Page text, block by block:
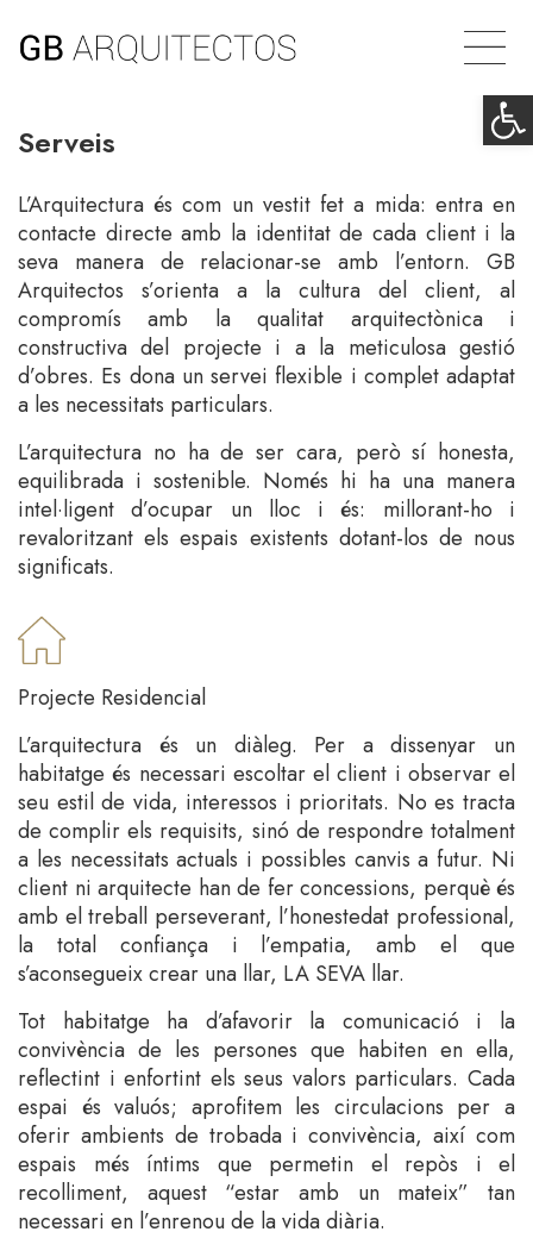
Serveis
L’Arquitectura és com un vestit fet a mida: entra en
contacte directe amb la identitat de cada client i la
seva manera de relacionar-se amb l’entorn. GB
Arquitectos s’orienta a la cultura del client, al
compromís amb la qualitat arquitectònica i
constructiva del projecte i a la meticulosa gestió
d’obres. Es dona un servei flexible i complet adaptat
a les necessitats particulars.
L’arquitectura no ha de ser cara, però sí honesta,
equilibrada i sostenible. Només hi ha una manera
intel·ligent d’ocupar un lloc i és: millorant-ho i
revaloritzant els espais existents dotant-los de nous
significats.
Projecte Residencial
L’arquitectura és un diàleg. Per a dissenyar un
habitatge és necessari escoltar el client i observar el
seu estil de vida, interessos i prioritats. No es tracta
de complir els requisits, sinó de respondre totalment
a les necessitats actuals i possibles canvis a futur. Ni
client ni arquitecte han de fer concessions, perquè és
amb el treball perseverant, l’honestedat professional,
la total confiança i l’empatia, amb el que
s’aconsegueix crear una llar, LA SEVA llar.
Tot habitatge ha d’afavorir la comunicació i la
convivència de les persones que habiten en ella,
reflectint i enfortint els seus valors particulars. Cada
espai és valuós; aprofitem les circulacions per a
oferir ambients de trobada i convivència, així com
espais més íntims que permetin el repòs i el
recolliment, aquest “estar amb un mateix” tan
necessari en l’enrenou de la vida diària.